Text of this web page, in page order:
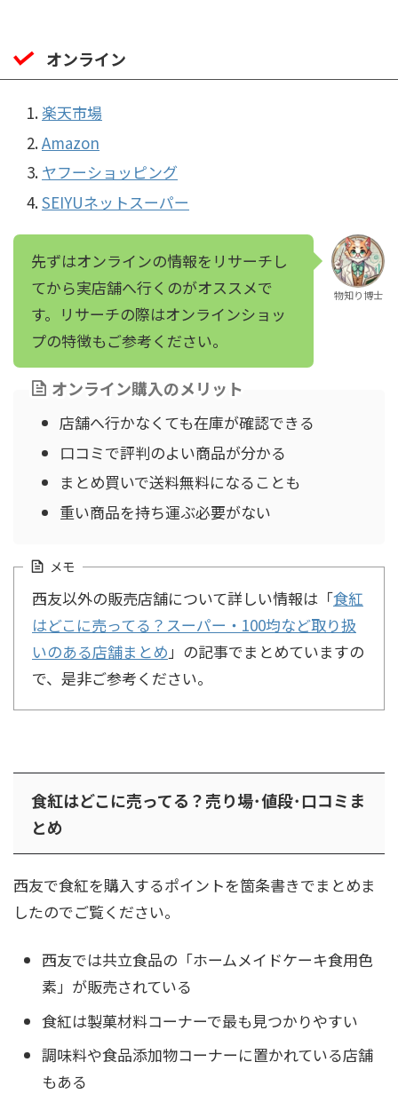
オンライン
楽天市場
Amazon
ヤフーショッピング
SEIYUネットスーパー
先ずはオンラインの情報をリサーチし
てから実店舗へ行くのがオススメで
す。リサーチの際はオンラインショッ
プの特徴もご参考ください。
物知り博士
オンライン購入のメリット
店舗へ行かなくても在庫が確認できる
口コミで評判のよい商品が分かる
まとめ買いで送料無料になることも
重い商品を持ち運ぶ必要がない
メモ
西友以外の販売店舗について詳しい情報は「食紅
はどこに売ってる？スーパー・100均など取り扱
いのある店舗まとめ 」の記事でまとめていますの
で、是非ご参考ください。
食紅はどこに売ってる？売り場･値段･口コミま
とめ
西友で食紅を購入するポイントを箇条書きでまとめま
したのでご覧ください。
西友では共立食品の「ホームメイドケーキ食用色
素」が販売されている
食紅は製菓材料コーナーで最も見つかりやすい
調味料や食品添加物コーナーに置かれている店舗
もある